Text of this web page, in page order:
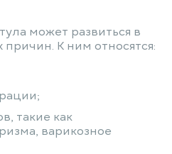
может развиться в
причин. К ним относятся:
такие как
варикозное